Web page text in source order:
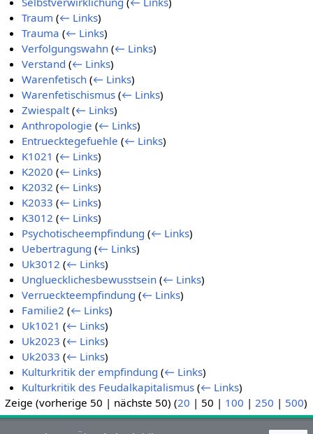
Traum (← Links)
Trauma (← Links)
Verfolgungswahn (← Links)
Verstand (← Links)
Warenfetisch (← Links)
Warenfetischismus (← Links)
Zwiespalt (← Links)
Anthropologie (← Links)
Entruecktegefuehle (← Links)
K1021 (← Links)
K2020 (← Links)
K2032 (← Links)
K2033 (← Links)
K3012 (← Links)
Psychotischeempfindung (← Links)
Uebertragung (← Links)
Uk3012 (← Links)
Ungluecklichesbewusstsein (← Links)
Verrueckteempfindung (← Links)
Familie2 (← Links)
Uk1021 (← Links)
Uk2023 (← Links)
Uk2033 (← Links)
Kulturkritik der empfindung (← Links)
Kulturkritik des Feudalkapitalismus (← Links)
Zeige (vorherige 50 | nächste 50) (20 | 50 | 100 | 250 | 500)